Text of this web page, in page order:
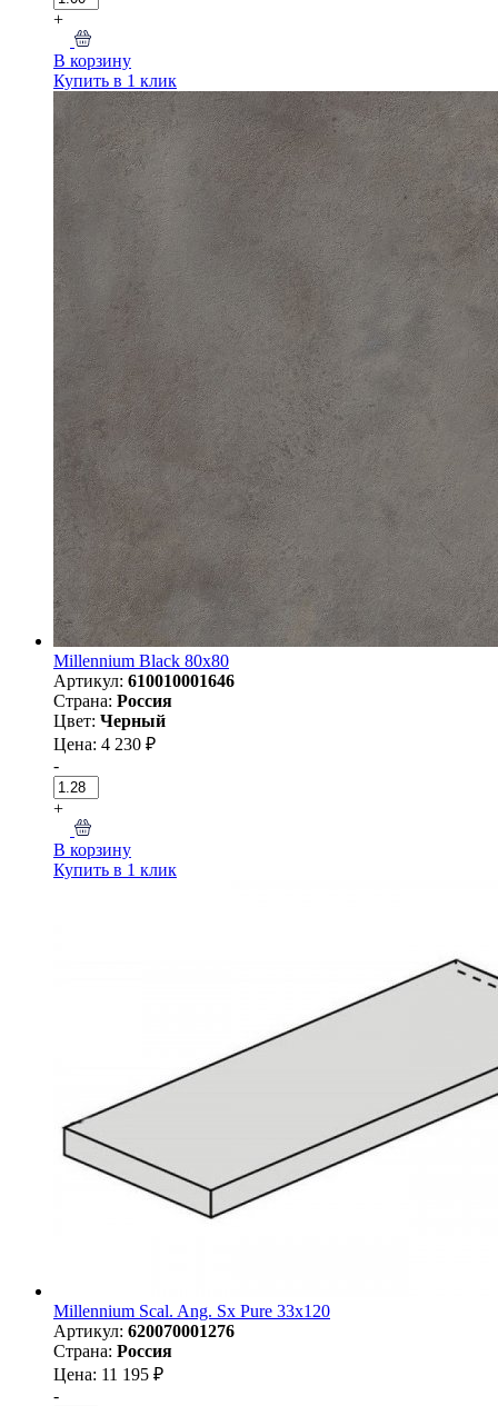
+
В корзину
Купить в 1 клик
Millennium Black 80х80
Артикул: 610010001646
Страна: Россия
Цвет: Черный
Цена: 4 230 ₽
-
+
В корзину
Купить в 1 клик
Millennium Scal. Ang. Sx Pure 33x120
Артикул: 620070001276
Страна: Россия
Цена: 11 195 ₽
-